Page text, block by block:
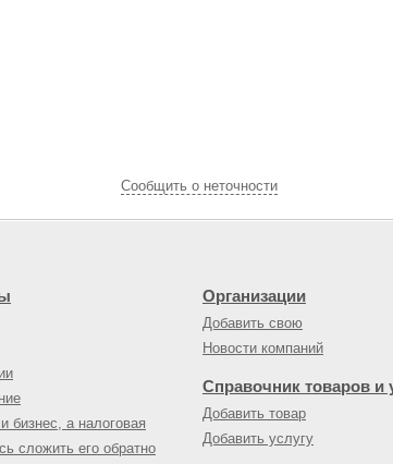
Cообщить о неточности
бизнес, а налоговая
сложить его обратно
Организации
Добавить свою
Новости компаний
Справочник товаров и
Добавить товар
Добавить услугу